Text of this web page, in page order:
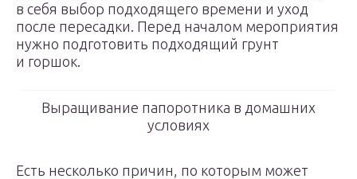
в себя выбор подходящего времени и уход
после пересадки. Перед началом мероприятия
нужно подготовить подходящий грунт
и горшок.
Выращивание папоротника в домашних
условиях
Есть несколько причин, по которым может